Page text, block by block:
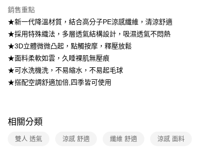
銷售重點
★新一代降溫材質，結合高分子PE涼感纖維，清涼舒適
★採用特殊織法，多層透氣結構設計，吸濕透氣不悶熱
★3D立體微微凸起，點觸按摩，釋壓放鬆
★面料柔軟如雲，久睡裸肌無壓痕
★可水洗機洗，不易縮水，不易起毛球
★搭配空調舒適加倍,四季皆可使用
相關分類
雙人 透氣 涼感 舒適 纖維 舒適 涼感 面料